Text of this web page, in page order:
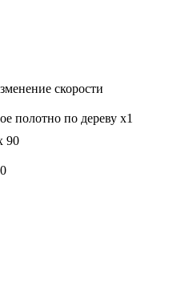
скорости
полотно по дереву x1
90